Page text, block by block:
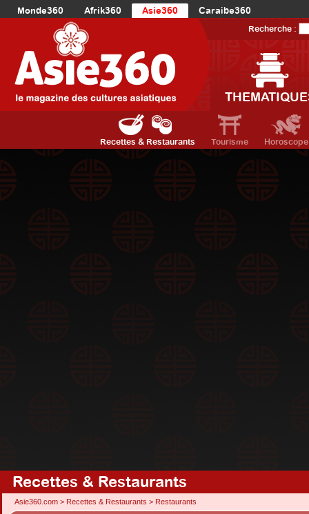
Monde360 Afrik360 Asie360
Caraibe360
Europe360
AmériqueDuNord360
Océanie360
Recherche :
Recettes & Restaurants Tourisme Horoscope
Recettes & Restaurants
Asie360.com > Recettes & Restaurants > Restaurants